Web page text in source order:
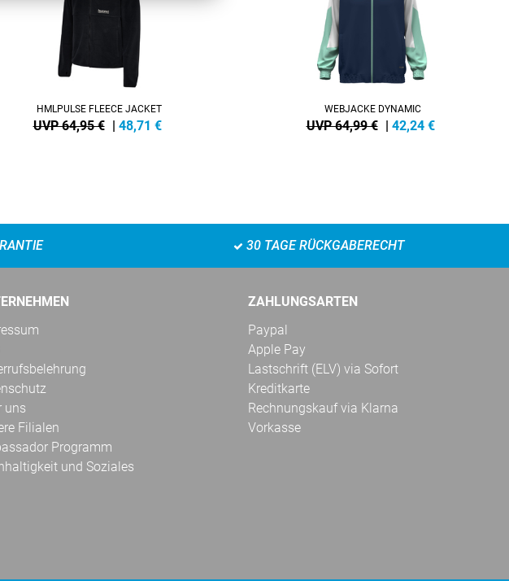
HMLPULSE FLEECE JACKET
UVP 64,95 € | 48,71 €
WEBJACKE DYNAMIC
UVP 64,99 € | 42,24 €
30 TAGE RÜCKGABERECHT
uns
Filialen
Programm
und Soziales
ZAHLUNGSARTEN
Paypal
Apple Pay
Lastschrift (ELV) via Sofort
Kreditkarte
Rechnungskauf via Klarna
Vorkasse